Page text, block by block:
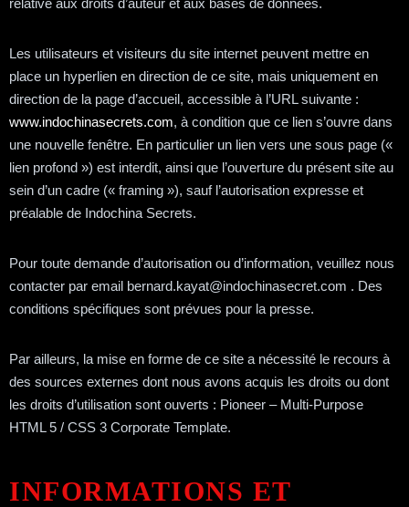
relative aux droits d’auteur et aux bases de données.
Les utilisateurs et visiteurs du site internet peuvent mettre en
place un hyperlien en direction de ce site, mais uniquement en
direction de la page d’accueil, accessible à l’URL suivante :
www.indochinasecrets.com, à condition que ce lien s’ouvre dans
une nouvelle fenêtre. En particulier un lien vers une sous page («
lien profond ») est interdit, ainsi que l’ouverture du présent site au
sein d’un cadre (« framing »), sauf l’autorisation expresse et
préalable de Indochina Secrets.
Pour toute demande d’autorisation ou d’information, veuillez nous
contacter par email bernard.kayat@indochinasecret.com . Des
conditions spécifiques sont prévues pour la presse.
Par ailleurs, la mise en forme de ce site a nécessité le recours à
des sources externes dont nous avons acquis les droits ou dont
les droits d’utilisation sont ouverts : Pioneer – Multi-Purpose
HTML 5 / CSS 3 Corporate Template.
INFORMATIONS ET